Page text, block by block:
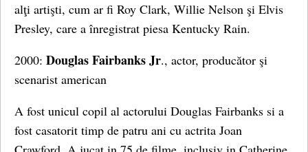
alţi artişti, cum ar fi Roy Clark, Willie Nelson şi Elvis
Presley, care a înregistrat piesa Kentucky Rain.
2000: Douglas Fairbanks Jr., actor, producător şi
scenarist american
A fost unicul copil al actorului Douglas Fairbanks si a
fost casatorit timp de patru ani cu actrita Joan